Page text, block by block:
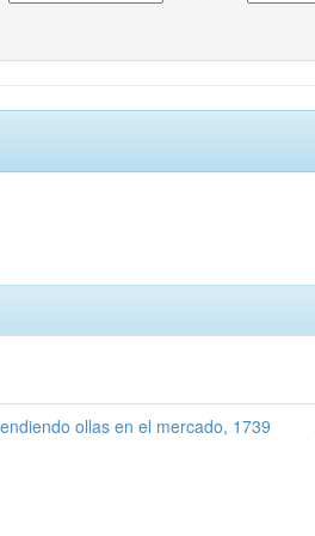
ollas en el mercado, 1739